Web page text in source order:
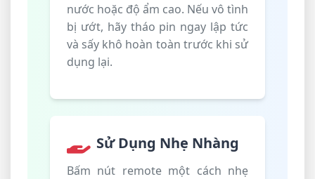
nước hoặc độ ẩm cao. Nếu vô tình
bị ướt, hãy tháo pin ngay lập tức
và sấy khô hoàn toàn trước khi sử
dụng lại.
Sử Dụng Nhẹ Nhàng
Bấm nút remote một cách nhẹ